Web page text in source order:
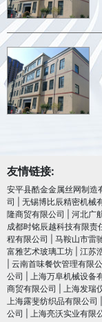
友情链接:
安平县酷金金属丝网制造
司
无锡博比辰精密机械
隆商贸有限公司
河北广
成都时铭辰越科技有限责
程有限公司
马鞍山市雷
富雅艺术玻璃工坊
江苏
云南首味餐饮管理有限
公司
上海万阜机械设备
商贸有限公司
上海发瑞
上海露斐纺织品有限公司
公司
上海亮沃实业有限